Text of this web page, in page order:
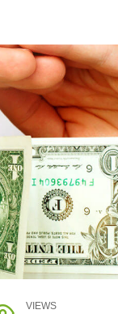
VIEWS